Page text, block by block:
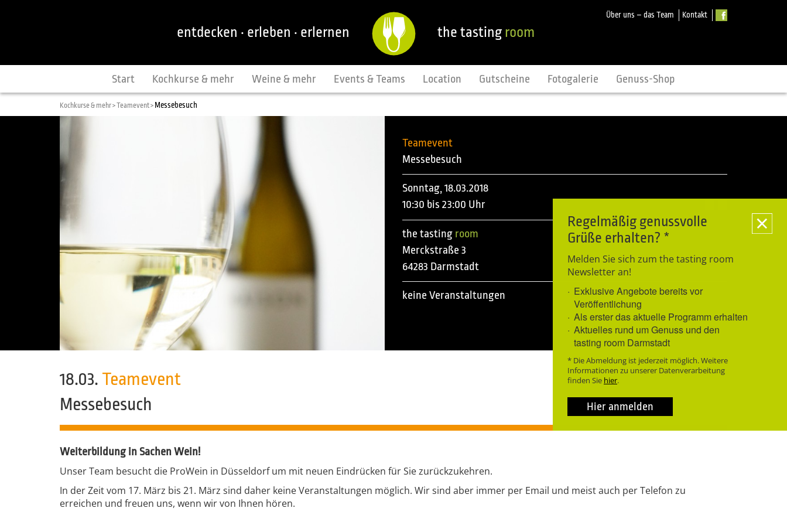
Über uns – das Team Kontakt
entdecken · erleben · erlernen the tastingroom
Start Kochkurse & mehr Weine & mehr Events & Teams Location Gutscheine Fotogalerie Genuss-Shop
Kochkurse & mehr >Teamevent > Messebesuch
Teamevent
Messebesuch
Sonntag, 18.03.2018
10:30 bis 23:00 Uhr
the tasting room
Merckstraße 3
64283 Darmstadt
keine Veranstaltungen
18.03. Teamevent
Messebesuch
Weiterbildung in Sachen Wein!
Unser Team besucht die ProWein in Düsseldorf um mit neuen Eindrücken für Sie zurückzukehren.
In der Zeit vom 17. März bis 21. März sind daher keine Veranstaltungen möglich. Wir sind aber immer per Email und meist auch per Telefon zu
erreichen und freuen uns, wenn wir von Ihnen hören.
Regelmäßig genussvolle
Grüße erhalten? *
Melden Sie sich zum the tasting room
Newsletter an!
Exklusive Angebote bereits vor
Veröffentlichung
Als erster das aktuelle Programm erhalten
Aktuelles rund um Genuss und den
tasting room Darmstadt
* Die Abmeldung ist jederzeit möglich. Weitere
Informationen zu unserer Datenverarbeitung
finden Sie hier.
Hier anmelden